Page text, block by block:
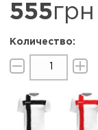
555грн